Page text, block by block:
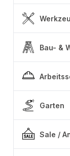
Bau- &
Garten
Sale /